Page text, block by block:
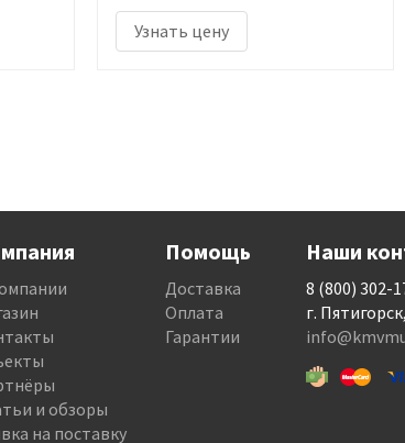
Узнать цену
и обзоры
на поставку
Помощь
Доставка
Оплата
Гарантии
Наши
8 (800) 302-
г.